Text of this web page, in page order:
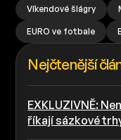
Víkendové šlágry
EURO ve fotbale
Nejčtenější
EXKLUZIVNĚ:
říkají sázkové